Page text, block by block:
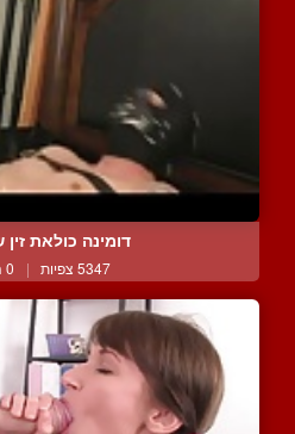
דומינה כולאת
5347 צפיות | 0 המלצות